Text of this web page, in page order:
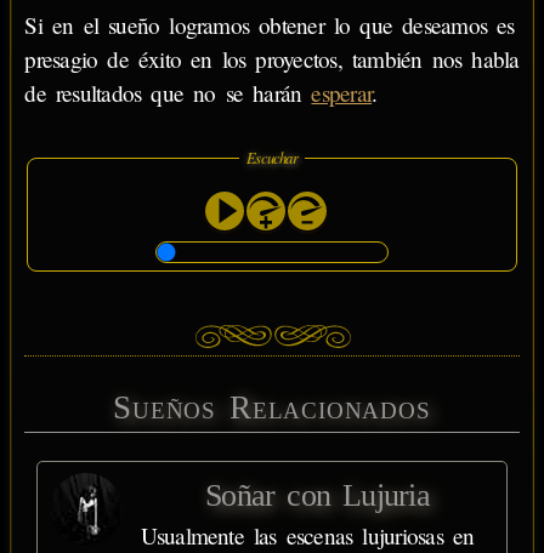
Si en el sueño logramos obtener lo que deseamos es
presagio de éxito en los proyectos, también nos habla
de resultados que no se haránesperar.
Escuchar
Sueños Relacionados
Soñar con Lujuria
Usualmente las escenas lujuriosas en